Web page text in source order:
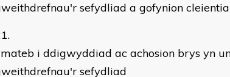
sefydliad a gofynion
i ddigwyddiad ac achosion brys yn
sefydliad